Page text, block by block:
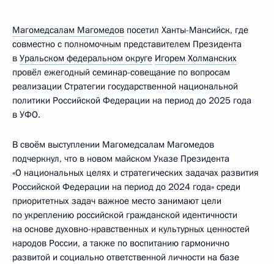
Магомедсалам Магомедов посетил Ханты-Мансийск, где
совместно с полномочным представителем Президента
в Уральском федеральном округе Игорем Холманских
провёл ежегодный семинар-совещание по вопросам
реализации Стратегии государственной национальной
политики Российской Федерации на период до 2025 года
в УФО.
В своём выступлении Магомедсалам Магомедов
подчеркнул, что в новом майском Указе Президента
«О национальных целях и стратегических задачах развития
Российской Федерации на период до 2024 года» среди
приоритетных задач важное место занимают цели
по укреплению российской гражданской идентичности
на основе духовно-нравственных и культурных ценностей
народов России, а также по воспитанию гармонично
развитой и социально ответственной личности на базе